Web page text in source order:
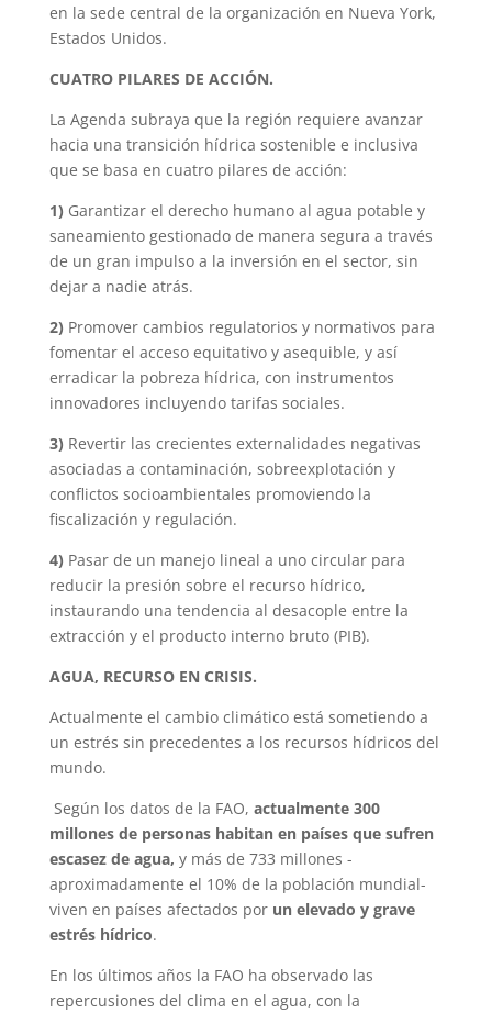
en la sede central de la organización en Nueva York,
Estados Unidos.
CUATRO PILARES DE ACCIÓN.
La Agenda subraya que la región requiere avanzar
hacia una transición hídrica sostenible e inclusiva
que se basa en cuatro pilares de acción:
1) Garantizar el derecho humano al agua potable y
saneamiento gestionado de manera segura a través
de un gran impulso a la inversión en el sector, sin
dejar a nadie atrás.
2) Promover cambios regulatorios y normativos para
fomentar el acceso equitativo y asequible, y así
erradicar la pobreza hídrica, con instrumentos
innovadores incluyendo tarifas sociales.
3) Revertir las crecientes externalidades negativas
asociadas a contaminación, sobreexplotación y
conflictos socioambientales promoviendo la
fiscalización y regulación.
4) Pasar de un manejo lineal a uno circular para
reducir la presión sobre el recurso hídrico,
instaurando una tendencia al desacople entre la
extracción y el producto interno bruto (PIB).
AGUA, RECURSO EN CRISIS.
Actualmente el cambio climático está sometiendo a
un estrés sin precedentes a los recursos hídricos del
mundo.
Según los datos de la FAO, actualmente 300
millones de personas habitan en países que sufren
escasez de agua, y más de 733 millones -
aproximadamente el 10% de la población mundial-
viven en países afectados por un elevado y grave
estrés hídrico.
En los últimos años la FAO ha observado las
repercusiones del clima en el agua, con la